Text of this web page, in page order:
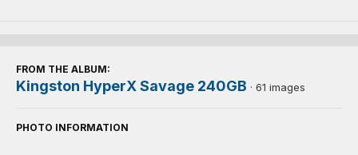
FROM THE ALBUM:
Kingston HyperX Savage 240GB · 61 images
PHOTO INFORMATION